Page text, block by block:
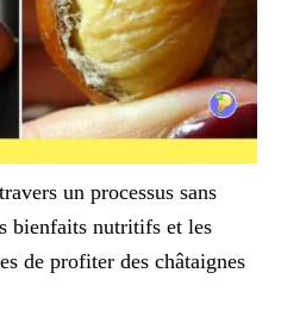
un processus sans
bienfaits nutritifs et les
de profiter des châtaignes